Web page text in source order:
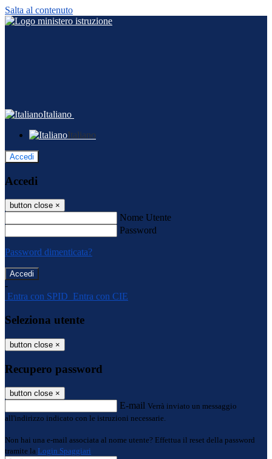
Salta al contenuto
Italiano
Italiano
Accedi
Accedi
button close ×
Nome Utente
Password
Password dimenticata?
-
Entra con SPID Entra con CIE
Seleziona utente
button close ×
Recupero password
button close ×
E-mail Verrà inviato un messaggio
all'indirizzo indicato con le istruzioni necessarie.
Non hai una e-mail associata al nome utente? Effettua il reset della password
tramite la Login Spaggiari